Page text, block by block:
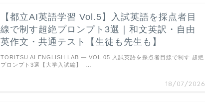
【都立AI英語学習 Vol.5】入試英語を採点者目
線で制す超絶プロンプト3選｜和文英訳・自由
英作文・共通テスト【生徒も先生も】
18/07/2026
TORITSU AI ENGLISH LAB — VOL.05 入試英語を採点者目線で制す 超絶
プロンプト3選【大学入試編】 …